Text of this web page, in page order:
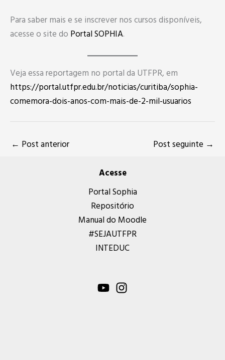
Para saber mais e se inscrever nos cursos disponíveis,
acesse o site do Portal SOPHIA.
Veja essa reportagem no portal da UTFPR, em
https://portal.utfpr.edu.br/noticias/curitiba/sophia-
comemora-dois-anos-com-mais-de-2-mil-usuarios
← Post anterior Post seguinte →
Acesse
Portal Sophia
Repositório
Manual do Moodle
#SEJAUTFPR
INTEDUC